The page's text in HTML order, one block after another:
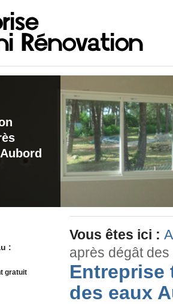
Vous êtes ici :
après dégât
Entreprise
des eaux
:
gratuit